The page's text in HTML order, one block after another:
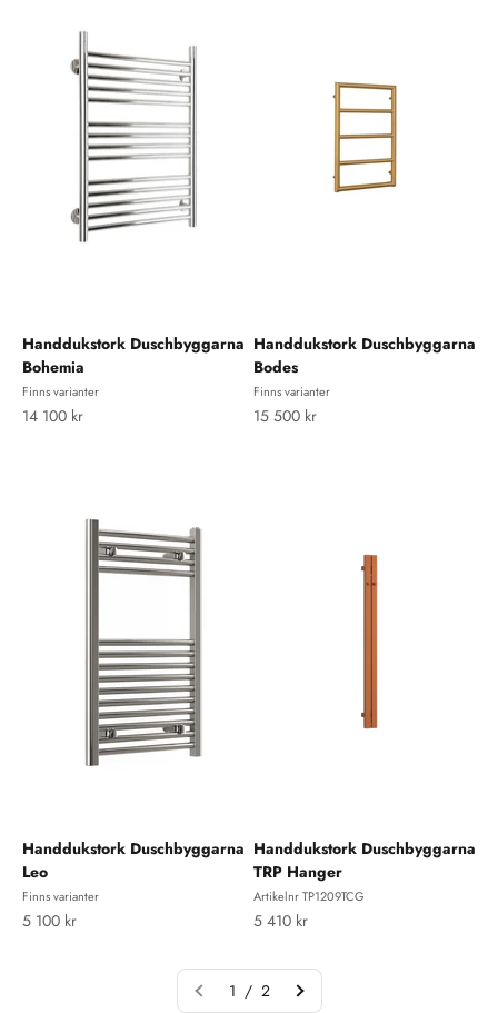
Handdukstork Duschbyggarna
Bohemia
Finns varianter
REA-pris
14 100 kr
Handdukstork Duschbyggarna
Bodes
Finns varianter
REA-pris
15 500 kr
Handdukstork Duschbyggarna
Leo
Finns varianter
REA-pris
5 100 kr
Handdukstork Duschbyggarna
TRP Hanger
Artikelnr TP1209TCG
REA-pris
5 410 kr
1 / 2